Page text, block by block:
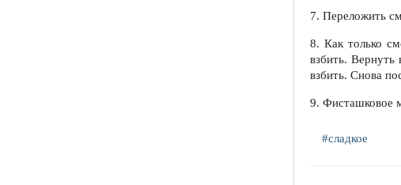
7. Переложить
8. Как только
взбить. Вернуть
взбить. Снова
9. Фисташковое
#сладкое